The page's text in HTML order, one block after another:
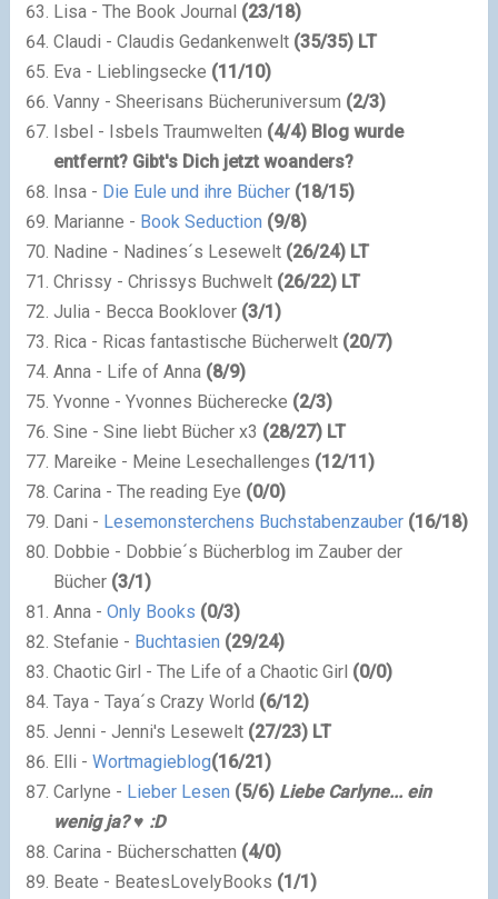
Lisa - The Book Journal (23/18)
Claudi - Claudis Gedankenwelt (35/35) LT
Eva - Lieblingsecke (11/10)
Vanny - Sheerisans Bücheruniversum (2/3)
Isbel - Isbels Traumwelten (4/4) Blog wurde
entfernt? Gibt's Dich jetzt woanders?
Insa - Die Eule und ihre Bücher (18/15)
Marianne - Book Seduction (9/8)
Nadine - Nadines´s Lesewelt (26/24) LT
Chrissy - Chrissys Buchwelt (26/22) LT
Julia - Becca Booklover (3/1)
Rica - Ricas fantastische Bücherwelt (20/7)
Anna - Life of Anna (8/9)
Yvonne - Yvonnes Bücherecke (2/3)
Sine - Sine liebt Bücher x3 (28/27) LT
Mareike - Meine Lesechallenges (12/11)
Carina - The reading Eye (0/0)
Dani - Lesemonsterchens Buchstabenzauber (16/18)
Dobbie - Dobbie´s Bücherblog im Zauber der
Bücher (3/1)
Anna - Only Books (0/3)
Stefanie - Buchtasien (29/24)
Chaotic Girl - The Life of a Chaotic Girl (0/0)
Taya - Taya´s Crazy World (6/12)
Jenni - Jenni's Lesewelt (27/23) LT
Elli - Wortmagieblog(16/21)
Carlyne - Lieber Lesen (5/6) Liebe Carlyne... ein
wenig ja? ♥ :D
Carina - Bücherschatten (4/0)
Beate - BeatesLovelyBooks (1/1)